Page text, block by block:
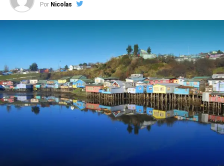
Por Nicolas